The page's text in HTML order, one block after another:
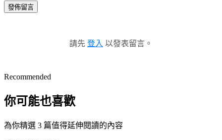
發佈留言
請先 登入 以發表留言。
Recommended
你可能也喜歡
為你精選 3 篇值得延伸閱讀的內容